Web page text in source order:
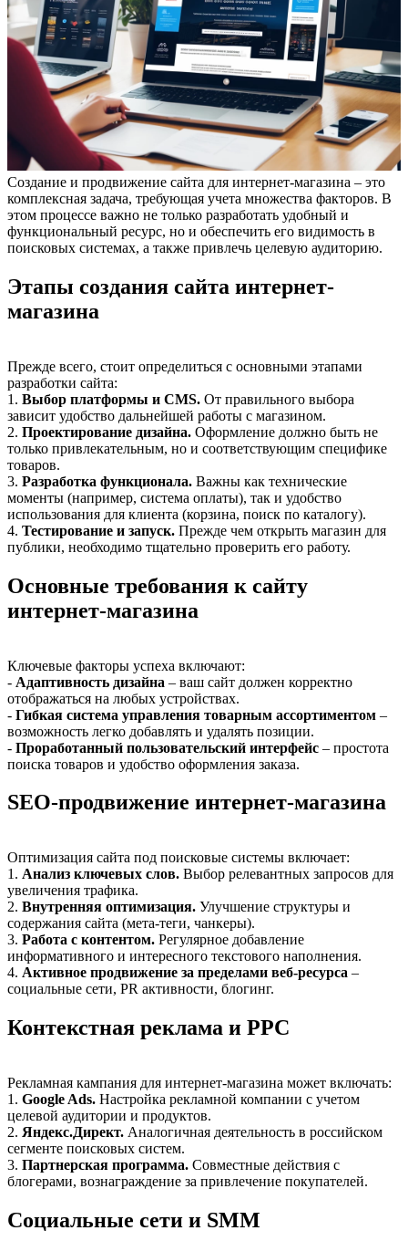
Создание и продвижение сайта для интернет-магазина – это
комплексная задача, требующая учета множества факторов. В
этом процессе важно не только разработать удобный и
функциональный ресурс, но и обеспечить его видимость в
поисковых системах, а также привлечь целевую аудиторию.
Этапы создания сайта интернет-
магазина
Прежде всего, стоит определиться с основными этапами
разработки сайта:
1. Выбор платформы и CMS. От правильного выбора
зависит удобство дальнейшей работы с магазином.
2. Проектирование дизайна. Оформление должно быть не
только привлекательным, но и соответствующим специфике
товаров.
3. Разработка функционала. Важны как технические
моменты (например, система оплаты), так и удобство
использования для клиента (корзина, поиск по каталогу).
4. Тестирование и запуск. Прежде чем открыть магазин для
публики, необходимо тщательно проверить его работу.
Основные требования к сайту
интернет-магазина
Ключевые факторы успеха включают:
- Адаптивность дизайна – ваш сайт должен корректно
отображаться на любых устройствах.
- Гибкая система управления товарным ассортиментом –
возможность легко добавлять и удалять позиции.
- Проработанный пользовательский интерфейс – простота
поиска товаров и удобство оформления заказа.
SEO-продвижение интернет-магазина
Оптимизация сайта под поисковые системы включает:
1. Анализ ключевых слов. Выбор релевантных запросов для
увеличения трафика.
2. Внутренняя оптимизация. Улучшение структуры и
содержания сайта (мета-теги, чанкеры).
3. Работа с контентом. Регулярное добавление
информативного и интересного текстового наполнения.
4. Активное продвижение за пределами веб-ресурса –
социальные сети, PR активности, блогинг.
Контекстная реклама и PPC
Рекламная кампания для интернет-магазина может включать:
1. Google Ads. Настройка рекламной компании с учетом
целевой аудитории и продуктов.
2. Яндекс.Директ. Аналогичная деятельность в российском
сегменте поисковых систем.
3. Партнерская программа. Совместные действия с
блогерами, вознаграждение за привлечение покупателей.
Социальные сети и SMM